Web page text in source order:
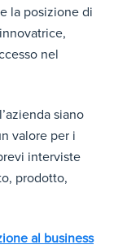
la posizione di
nel
siano
valore per i
interviste
prodotto,
al business